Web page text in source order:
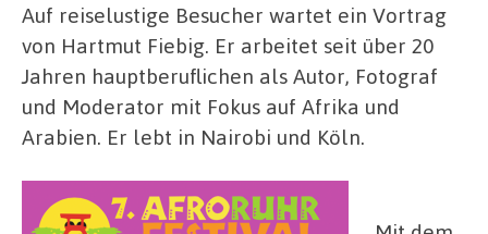
Auf reiselustige Besucher wartet ein Vortrag
von Hartmut Fiebig. Er arbeitet seit über 20
Jahren hauptberuflichen als Autor, Fotograf
und Moderator mit Fokus auf Afrika und
Arabien. Er lebt in Nairobi und Köln.